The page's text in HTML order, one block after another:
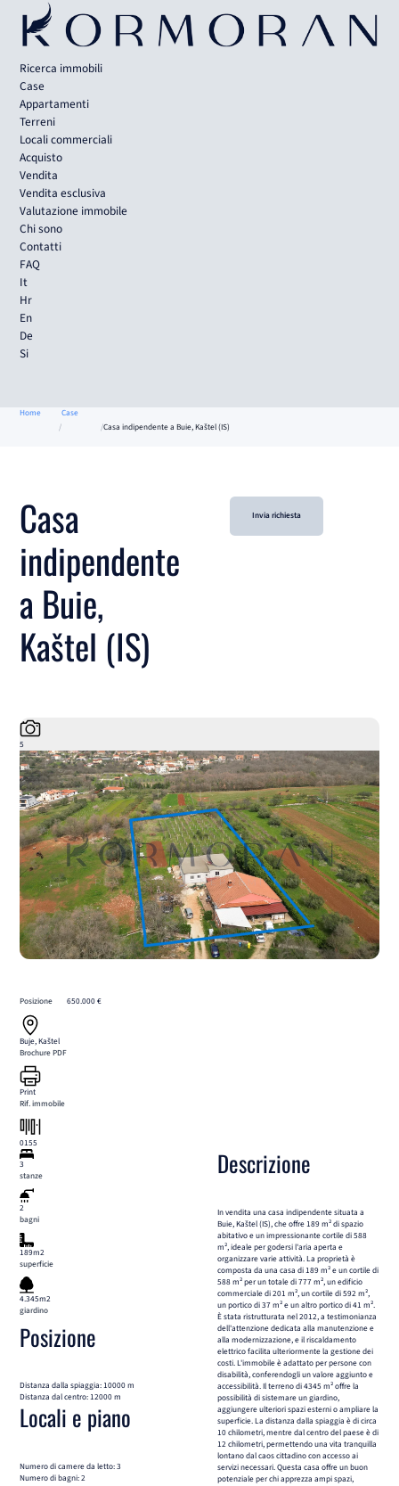
Ricerca immobili
Case
Appartamenti
Terreni
Locali commerciali
Acquisto
Vendita
Vendita esclusiva
Valutazione immobile
Chi sono
Contatti
FAQ
It
Hr
En
De
Si
Home
Case
Casa indipendente a Buie, Kaštel (IS)
Casa
indipendente
a Buie,
Kaštel (IS)
Invia richiesta
5
Posizione
Buje, Kaštel
Brochure PDF
Print
Rif. immobile
0155
650.000 €
3
stanze
2
bagni
189m2
superficie
4.345m2
giardino
Posizione
Distanza dalla spiaggia: 10000 m
Distanza dal centro: 12000 m
Locali e piano
Numero di camere da letto: 3
Numero di bagni: 2
Descrizione
In vendita una casa indipendente situata a
Buie, Kaštel (IS), che offre 189 m² di spazio
abitativo e un impressionante cortile di 588
m², ideale per godersi l'aria aperta e
organizzare varie attività. La proprietà è
composta da una casa di 189 m² e un cortile di
588 m² per un totale di 777 m², un edificio
commerciale di 201 m², un cortile di 592 m²,
un portico di 37 m² e un altro portico di 41 m².
È stata ristrutturata nel 2012, a testimonianza
dell'attenzione dedicata alla manutenzione e
alla modernizzazione, e il riscaldamento
elettrico facilita ulteriormente la gestione dei
costi. L'immobile è adattato per persone con
disabilità, conferendogli un valore aggiunto e
accessibilità. Il terreno di 4345 m² offre la
possibilità di sistemare un giardino,
aggiungere ulteriori spazi esterni o ampliare la
superficie. La distanza dalla spiaggia è di circa
10 chilometri, mentre dal centro del paese è di
12 chilometri, permettendo una vita tranquilla
lontano dal caos cittadino con accesso ai
servizi necessari. Questa casa offre un buon
potenziale per chi apprezza ampi spazi,